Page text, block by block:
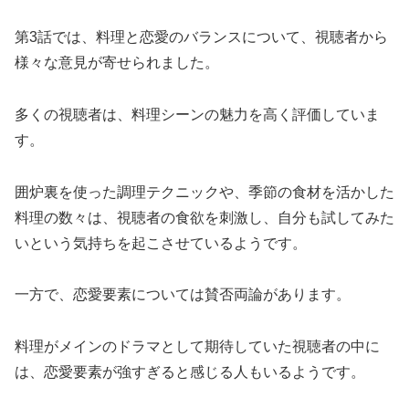
第3話では、料理と恋愛のバランスについて、視聴者から
様々な意見が寄せられました。
多くの視聴者は、料理シーンの魅力を高く評価していま
す。
囲炉裏を使った調理テクニックや、季節の食材を活かした
料理の数々は、視聴者の食欲を刺激し、自分も試してみた
いという気持ちを起こさせているようです。
一方で、恋愛要素については賛否両論があります。
料理がメインのドラマとして期待していた視聴者の中に
は、恋愛要素が強すぎると感じる人もいるようです。